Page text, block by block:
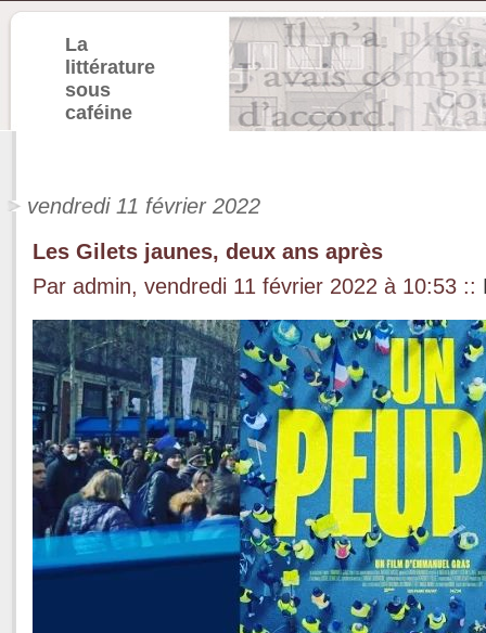
La
littérature
sous
caféine
vendredi 11 février 2022
Les Gilets jaunes, deux ans après
Par admin, vendredi 11 février 2022 à 10:53 ::